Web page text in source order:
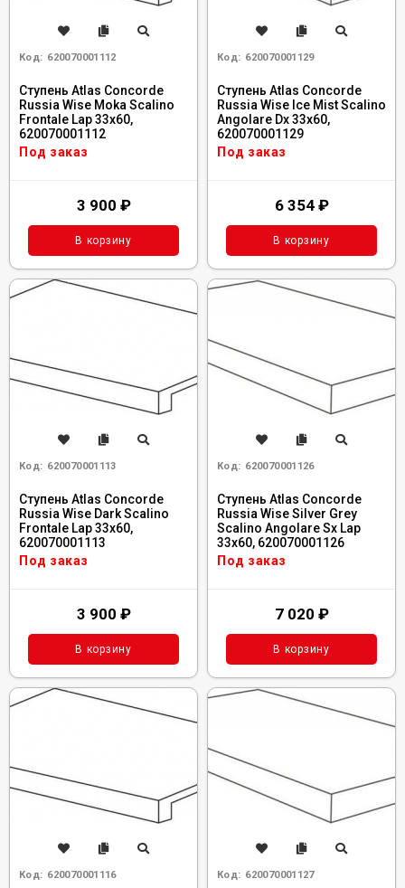
Код: 620070001112
Ступень Atlas Concorde
Russia Wise Moka Scalino
Frontale Lap 33x60,
620070001112
Под заказ
3 900 ₽
В корзину
Код: 620070001129
Ступень Atlas Concorde
Russia Wise Ice Mist Scalino
Angolare Dx 33x60,
620070001129
Под заказ
6 354 ₽
В корзину
Код: 620070001113
Ступень Atlas Concorde
Russia Wise Dark Scalino
Frontale Lap 33x60,
620070001113
Под заказ
3 900 ₽
В корзину
Код: 620070001126
Ступень Atlas Concorde
Russia Wise Silver Grey
Scalino Angolare Sx Lap
33x60, 620070001126
Под заказ
7 020 ₽
В корзину
Код: 620070001116 Код: 620070001127